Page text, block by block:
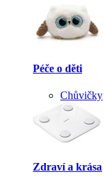
Péče o děti
Chůvičky
Zdraví a krása